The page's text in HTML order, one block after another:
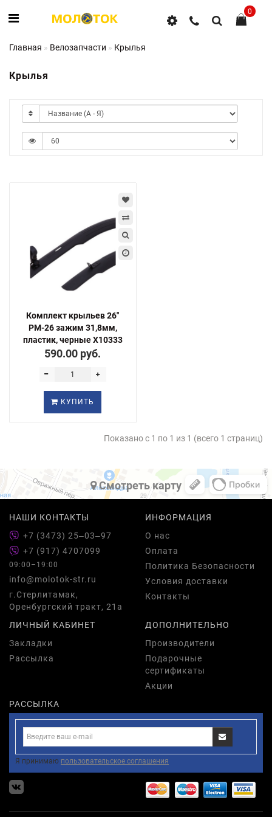
0
Главная Велозапчасти Крылья
Крылья
Комплект крыльев 26"
РМ-26 зажим 31,8мм,
пластик, черные Х10333
590.00 руб.
КУПИТЬ
Показано с 1 по 1 из 1 (всего 1 страниц)
Cмотреть карту
НАШИ КОНТАКТЫ
+7 (3473) 25‒03‒97
+7 (917) 4707099
09:00–19:00
info@molotok-str.ru
г.Стерлитамак,
Оренбургский тракт, 21а
ИНФОРМАЦИЯ
О нас
Оплата
Политика Безопасности
Условия доставки
Контакты
ЛИЧНЫЙ КАБИНЕТ
Закладки
Рассылка
ДОПОЛНИТЕЛЬНО
Производители
Подарочные
сертификаты
Акции
РАССЫЛКА
Я принимаю пользовательское соглашения